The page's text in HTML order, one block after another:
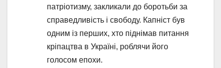
патріотизму, закликали до боротьби за
справедливість і свободу. Капніст був
одним із перших, хто піднімав питання
кріпацтва в Україні, роблячи його
голосом епохи.